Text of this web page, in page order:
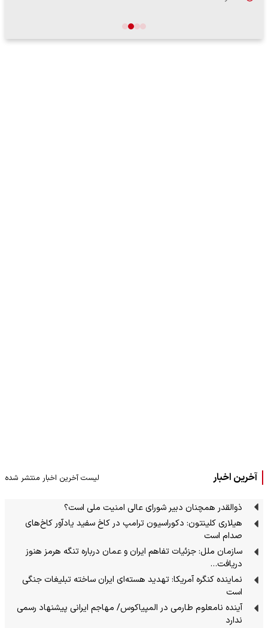
آخرین اخبار لیست آخرین اخبار منتشر شده
ذوالقدر همچنان دبیر شورای ‌عالی امنیت ملی است؟
هیلاری کلینتون: دکوراسیون ترامپ در کاخ سفید یادآور کاخ‌های
صدام است
سازمان ملل: جزئیات تفاهم ایران و عمان درباره تنگه هرمز هنوز
دریافت…
نماینده کنگره آمریکا: تهدید هسته‌ای ایران ساخته تبلیغات جنگی
است
آینده نامعلوم طارمی در المپیاکوس/ مهاجم ایرانی پیشنهاد رسمی
ندارد